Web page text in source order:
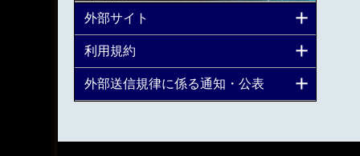
外部サイト
利用規約
外部送信規律に係る通知・公表